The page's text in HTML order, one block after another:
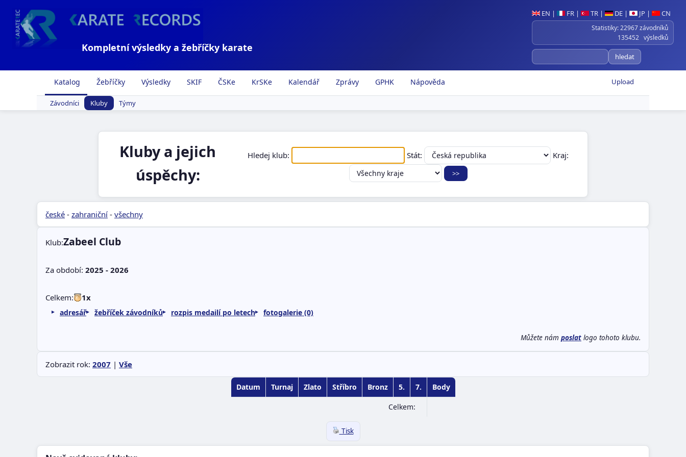
EN | FR | TR | DE | JP | CN
Statistiky: 22967 závodníků
135452 výsledků
Kompletní výsledky a žebříčky karate
Upload
Katalog Žebříčky Výsledky SKIF ČSKe KrSKe Kalendář Zprávy GPHK Nápověda
Závodníci Kluby Týmy
Kluby a jejich
úspěchy:
Hledej klub: Stát: Kraj:
české - zahraniční - všechny
Klub:Zabeel Club
Za období: 2025 - 2026
Celkem: 1x
adresář žebříček závodníků rozpis medailí po letech fotogalerie (0)
Můžete nám poslat logo tohoto klubu.
Zobrazit rok: 2007 | Vše
Datum Turnaj Zlato Stříbro Bronz 5. 7. Body
Celkem:
Tisk